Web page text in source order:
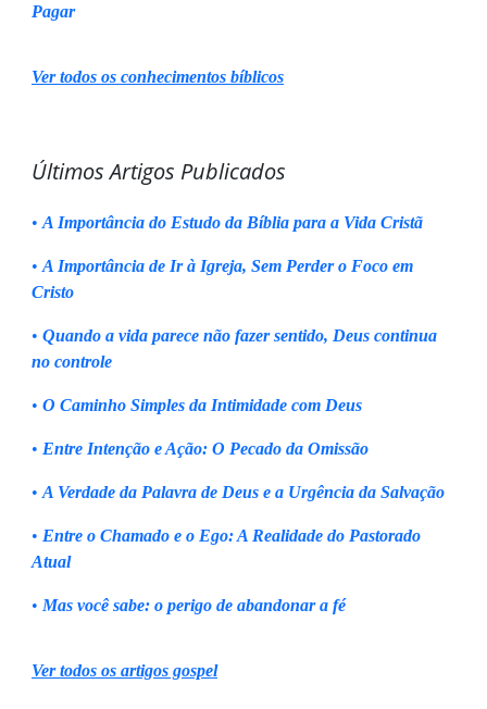
Pagar
Ver todos os conhecimentos bíblicos
Últimos Artigos Publicados
• A Importância do Estudo da Bíblia para a Vida Cristã
• A Importância de Ir à Igreja, Sem Perder o Foco em
Cristo
• Quando a vida parece não fazer sentido, Deus continua
no controle
• O Caminho Simples da Intimidade com Deus
• Entre Intenção e Ação: O Pecado da Omissão
• A Verdade da Palavra de Deus e a Urgência da Salvação
• Entre o Chamado e o Ego: A Realidade do Pastorado
Atual
• Mas você sabe: o perigo de abandonar a fé
Ver todos os artigos gospel